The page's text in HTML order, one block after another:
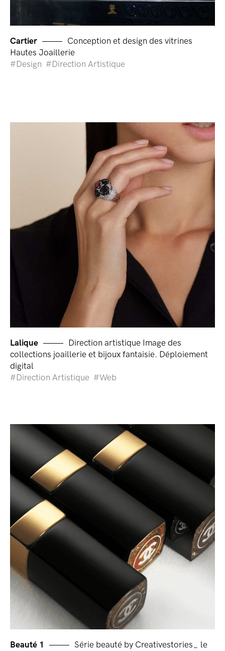
Cartier
Conception et design des vitrines
Hautes Joaillerie
Design
Direction Artistique
Lalique
Direction artistique Image des
collections joaillerie et bijoux fantaisie. Déploiement
digital
Direction Artistique
Web
Beauté 1
Série beauté by Creativestories_ le